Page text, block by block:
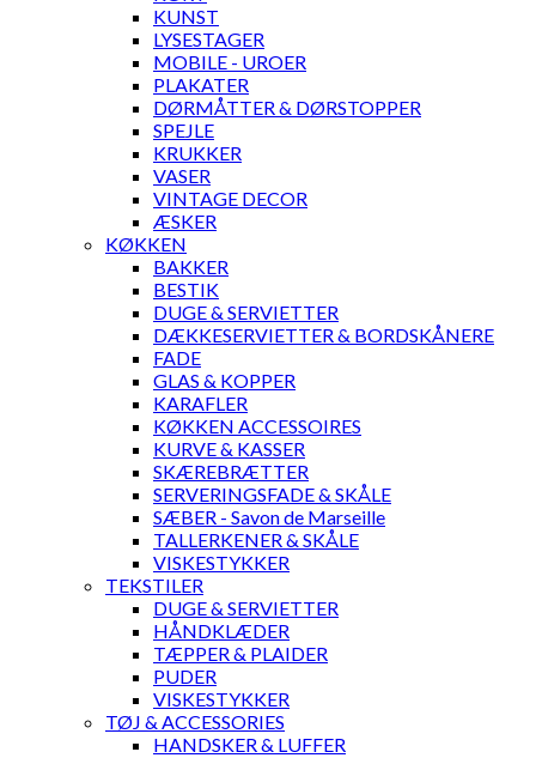
KUNST
LYSESTAGER
MOBILE - UROER
PLAKATER
DØRMÅTTER & DØRSTOPPER
SPEJLE
KRUKKER
VASER
VINTAGE DECOR
ÆSKER
KØKKEN
BAKKER
BESTIK
DUGE & SERVIETTER
DÆKKESERVIETTER & BORDSKÅNERE
FADE
GLAS & KOPPER
KARAFLER
KØKKEN ACCESSOIRES
KURVE & KASSER
SKÆREBRÆTTER
SERVERINGSFADE & SKÅLE
SÆBER - Savon de Marseille
TALLERKENER & SKÅLE
VISKESTYKKER
TEKSTILER
DUGE & SERVIETTER
HÅNDKLÆDER
TÆPPER & PLAIDER
PUDER
VISKESTYKKER
TØJ & ACCESSORIES
HANDSKER & LUFFER